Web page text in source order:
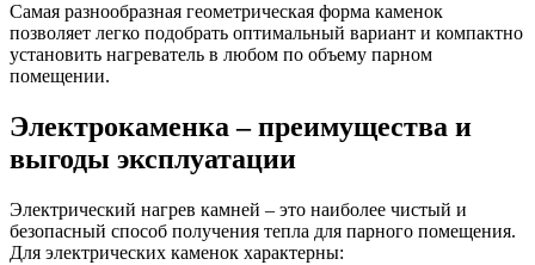
Самая разнообразная геометрическая форма каменок
позволяет легко подобрать оптимальный вариант и компактно
установить нагреватель в любом по объему парном
помещении.
Электрокаменка – преимущества и
выгоды эксплуатации
Электрический нагрев камней – это наиболее чистый и
безопасный способ получения тепла для парного помещения.
Для электрических каменок характерны: